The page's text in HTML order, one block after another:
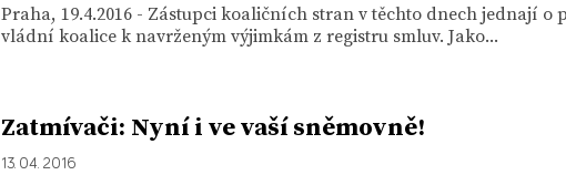
Praha, 19.4.2016 - Zástupci koaličních stran v těchto dnech jednají o
vládní koalice k navrženým výjimkám z registru smluv. Jako...
Zatmívači: Nyní i ve vaší sněmovně!
13. 04. 2016